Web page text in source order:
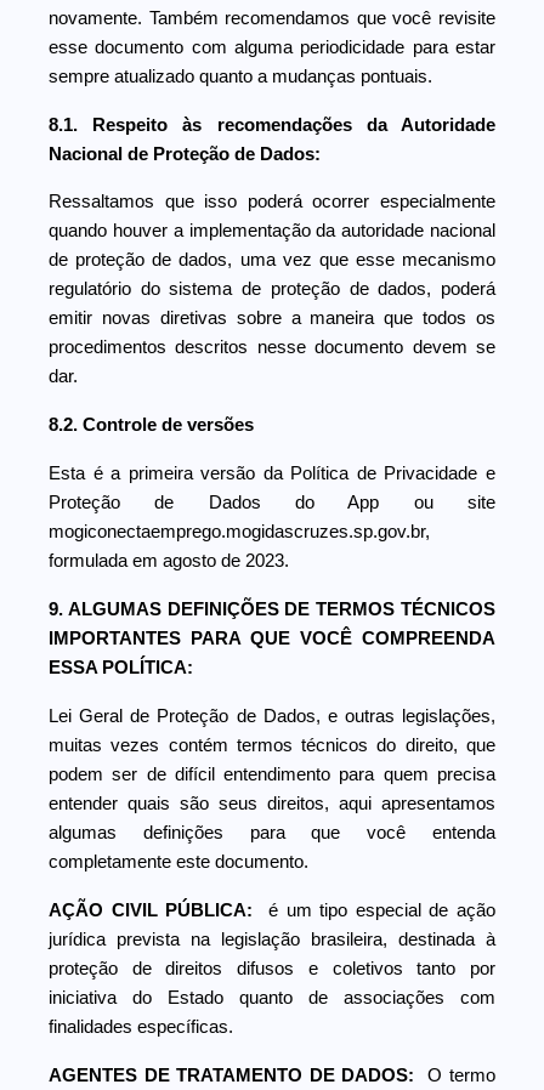
novamente. Também recomendamos que você revisite
esse documento com alguma periodicidade para estar
sempre atualizado quanto a mudanças pontuais.
8.1. Respeito às recomendações da Autoridade
Nacional de Proteção de Dados:
Ressaltamos que isso poderá ocorrer especialmente
quando houver a implementação da autoridade nacional
de proteção de dados, uma vez que esse mecanismo
regulatório do sistema de proteção de dados, poderá
emitir novas diretivas sobre a maneira que todos os
procedimentos descritos nesse documento devem se
dar.
8.2. Controle de versões
Esta é a primeira versão da Política de Privacidade e
Proteção de Dados do App ou site
mogiconectaemprego.mogidascruzes.sp.gov.br,
formulada em agosto de 2023.
9. ALGUMAS DEFINIÇÕES DE TERMOS TÉCNICOS
IMPORTANTES PARA QUE VOCÊ COMPREENDA
ESSA POLÍTICA:
Lei Geral de Proteção de Dados, e outras legislações,
muitas vezes contém termos técnicos do direito, que
podem ser de difícil entendimento para quem precisa
entender quais são seus direitos, aqui apresentamos
algumas definições para que você entenda
completamente este documento.
AÇÃO CIVIL PÚBLICA:
é um tipo especial de ação
jurídica prevista na legislação brasileira, destinada à
proteção de direitos difusos e coletivos tanto por
iniciativa do Estado quanto de associações com
finalidades específicas.
AGENTES DE TRATAMENTO DE DADOS:
O termo